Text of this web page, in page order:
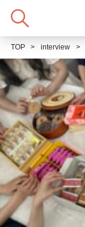
TOP interview